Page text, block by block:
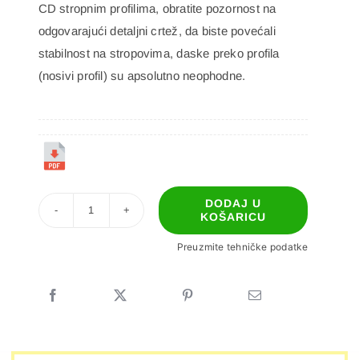
CD stropnim profilima, obratite pozornost na
odgovarajući detaljni crtež, da biste povećali
stabilnost na stropovima, daske preko profila
(nosivi profil) su apsolutno neophodne.
STROPNI
DODAJ U
KOŠARICU
Preuzmite tehničke podatke